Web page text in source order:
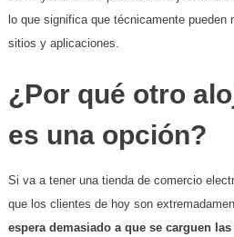
lo que significa que técnicamente pueden
sitios y aplicaciones.
¿Por qué otro
es una opción?
Si va a tener una tienda de comercio
que los clientes de hoy son
espera demasiado a que se carguen